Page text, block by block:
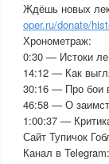
Ждёшь новых
oper.ru/donate/
Хронометраж:
0:30 — Истоки
14:12 — Как
30:16 — Про бои
46:58 — О
1:00:37 —
Сайт Тупичок
Канал в Telegram: